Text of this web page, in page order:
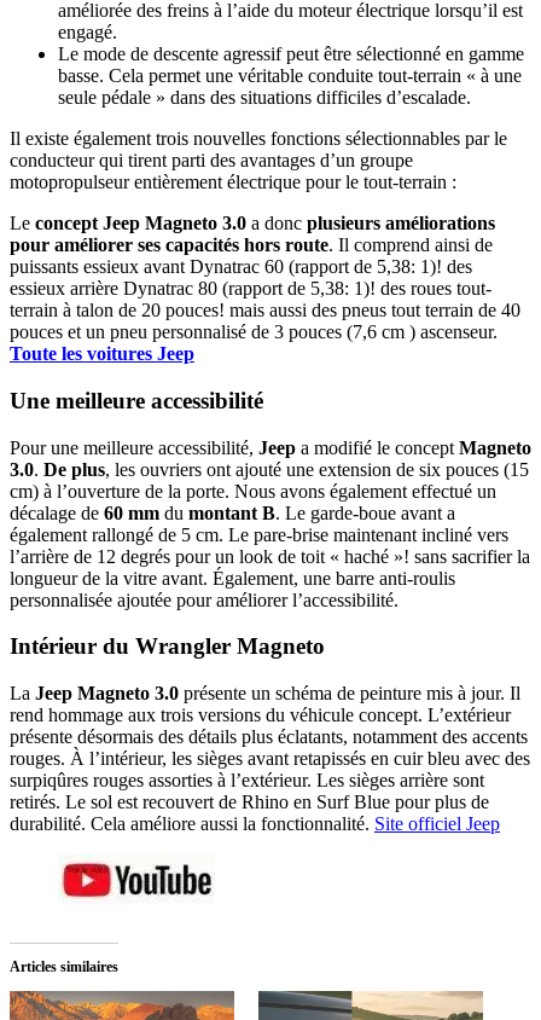
améliorée des freins à l’aide du moteur électrique lorsqu’il est
engagé.
Le mode de descente agressif peut être sélectionné en gamme
basse. Cela permet une véritable conduite tout-terrain « à une
seule pédale » dans des situations difficiles d’escalade.
Il existe également trois nouvelles fonctions sélectionnables par le
conducteur qui tirent parti des avantages d’un groupe
motopropulseur entièrement électrique pour le tout-terrain :
Le concept Jeep Magneto 3.0 a donc plusieurs améliorations
pour améliorer ses capacités hors route. Il comprend ainsi de
puissants essieux avant Dynatrac 60 (rapport de 5,38: 1)! des
essieux arrière Dynatrac 80 (rapport de 5,38: 1)! des roues tout-
terrain à talon de 20 pouces! mais aussi des pneus tout terrain de 40
pouces et un pneu personnalisé de 3 pouces (7,6 cm ) ascenseur.
Toute les voitures Jeep
Une meilleure accessibilité
Pour une meilleure accessibilité, Jeep a modifié le concept Magneto
3.0. De plus, les ouvriers ont ajouté une extension de six pouces (15
cm) à l’ouverture de la porte. Nous avons également effectué un
décalage de 60 mm du montant B. Le garde-boue avant a
également rallongé de 5 cm. Le pare-brise maintenant incliné vers
l’arrière de 12 degrés pour un look de toit « haché »! sans sacrifier la
longueur de la vitre avant. Également, une barre anti-roulis
personnalisée ajoutée pour améliorer l’accessibilité.
Intérieur du Wrangler Magneto
La Jeep Magneto 3.0 présente un schéma de peinture mis à jour. Il
rend hommage aux trois versions du véhicule concept. L’extérieur
présente désormais des détails plus éclatants, notamment des accents
rouges. À l’intérieur, les sièges avant retapissés en cuir bleu avec des
surpiqûres rouges assorties à l’extérieur. Les sièges arrière sont
retirés. Le sol est recouvert de Rhino en Surf Blue pour plus de
durabilité. Cela améliore aussi la fonctionnalité. Site officiel Jeep
Articles similaires